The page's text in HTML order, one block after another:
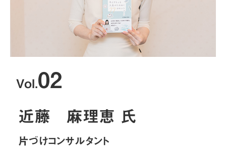
Vol.02
近藤 麻理恵 氏
片づけコンサルタント